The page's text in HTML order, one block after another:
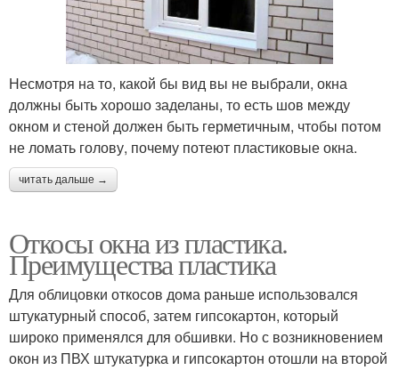
Несмотря на то, какой бы вид вы не выбрали, окна
должны быть хорошо заделаны, то есть шов между
окном и стеной должен быть герметичным, чтобы потом
не ломать голову, почему потеют пластиковые окна.
читать дальше →
Откосы окна из пластика.
Преимущества пластика
Для облицовки откосов дома раньше использовался
штукатурный способ, затем гипсокартон, который
широко применялся для обшивки. Но с возникновением
окон из ПВХ штукатурка и гипсокартон отошли на второй